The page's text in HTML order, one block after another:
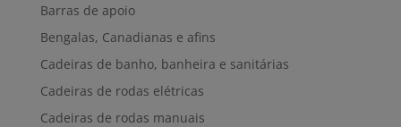
Barras de apoio
Bengalas, Canadianas e afins
Cadeiras de banho, banheira e sanitárias
Cadeiras de rodas elétricas
Cadeiras de rodas manuais